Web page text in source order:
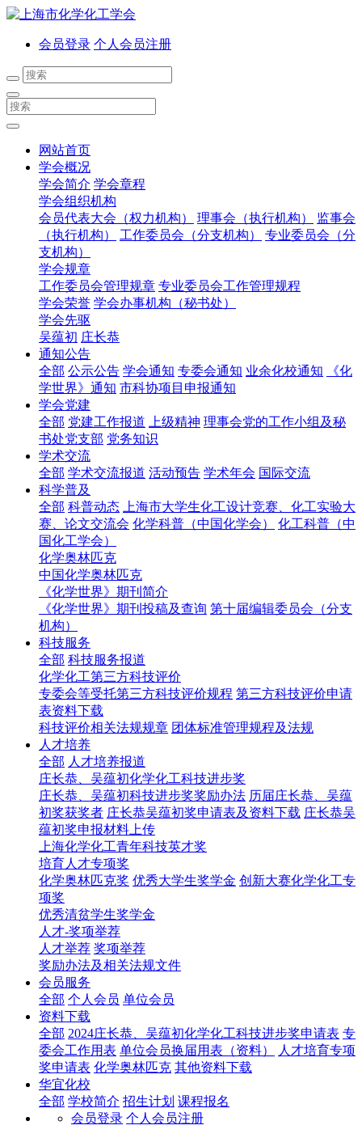
会员登录 个人会员注册
网站首页
学会概况
学会简介 学会章程
学会组织机构
会员代表大会（权力机构）
理事会（执行机构）
监事会
（执行机构）
工作委员会（分支机构）
专业委员会（分
支机构）
学会规章
工作委员会管理规章 专业委员会工作管理规程
学会荣誉 学会办事机构（秘书处）
学会先驱
吴蕴初 庄长恭
通知公告
全部 公示公告 学会通知 专委会通知 业余化校通知
《化
学世界》通知 市科协项目申报通知
学会党建
全部 党建工作报道 上级精神 理事会党的工作小组及秘
书处党支部 党务知识
学术交流
全部 学术交流报道 活动预告 学术年会 国际交流
科学普及
全部 科普动态
上海市大学生化工设计竞赛、化工实验大
赛、论文交流会 化学科普（中国化学会）
化工科普（中
国化工学会）
化学奥林匹克
中国化学奥林匹克
《化学世界》期刊简介
《化学世界》期刊投稿及查询 第十届编辑委员会（分支
机构）
科技服务
全部 科技服务报道
化学化工第三方科技评价
专委会等受托第三方科技评价规程 第三方科技评价申请
表资料下载
科技评价相关法规规章 团体标准管理规程及法规
人才培养
全部 人才培养报道
庄长恭、吴蕴初化学化工科技进步奖
庄长恭、吴蕴初科技进步奖奖励办法 历届庄长恭、吴蕴
初奖获奖者 庄长恭吴蕴初奖申请表及资料下载 庄长恭吴
蕴初奖申报材料上传
上海化学化工青年科技英才奖
培育人才专项奖
化学奥林匹克奖 优秀大学生奖学金 创新大赛化学化工专
项奖
优秀清贫学生奖学金
人才-奖项举荐
人才举荐 奖项举荐
奖励办法及相关法规文件
会员服务
全部 个人会员 单位会员
资料下载
全部 2024庄长恭、吴蕴初化学化工科技进步奖申请表 专
委会工作用表 单位会员换届用表（资料）
人才培育专项
奖申请表 化学奥林匹克 其他资料下载
华宜化校
全部 学校简介 招生计划 课程报名
会员登录 个人会员注册